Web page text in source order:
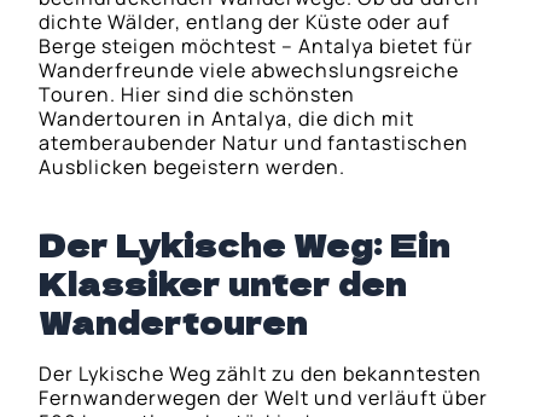
dichte Wälder, entlang der Küste oder auf
Berge steigen möchtest – Antalya bietet für
Wanderfreunde viele abwechslungsreiche
Touren. Hier sind die schönsten
Wandertouren in Antalya, die dich mit
atemberaubender Natur und fantastischen
Ausblicken begeistern werden.
Der Lykische Weg: Ein
Klassiker unter den
Wandertouren
Der Lykische Weg zählt zu den bekanntesten
Fernwanderwegen der Welt und verläuft über